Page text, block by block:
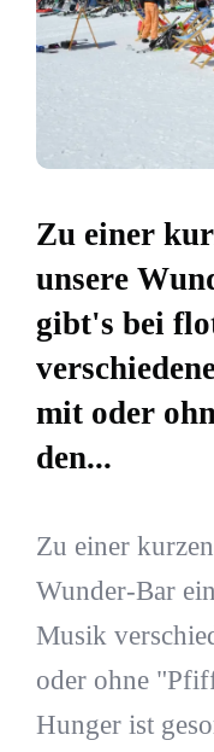
Zu einer
unsere
gibt's bei
mit oder
den...
Zu einer
Wunder-Bar
Musik
oder ohne
Hunger ist